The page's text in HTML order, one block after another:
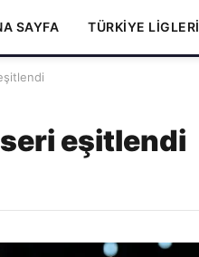
SAYFA TÜRKİYE LİGLERİ
eşitlendi